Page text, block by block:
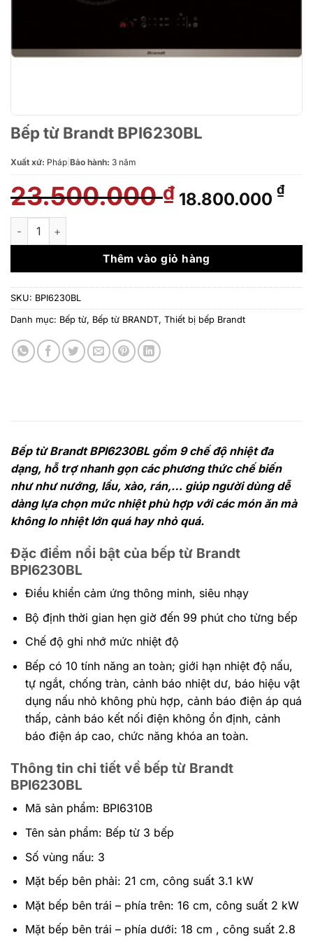
Bếp từ Brandt BPI6230BL
Xuất xứ: Pháp Bảo hành: 3 năm
23.500.000₫ Giá
gốc
23.500.000 ₫.
18.800.000 ₫Giá
là:
Bếp từ Brandt BPI6230BL số lượng
Thêm vào giỏ hàng
SKU: BPI6230BL
Danh mục: Bếp từ, Bếp từ BRANDT, Thiết bị bếp Brandt
Bếp từ Brandt BPI6230BL gồm 9 chế độ nhiệt đa
dạng, hỗ trợ nhanh gọn các phương thức chế biến
như như nướng, lẩu, xào, rán,… giúp người dùng dễ
dàng lựa chọn mức nhiệt phù hợp với các món ăn mà
không lo nhiệt lớn quá hay nhỏ quá.
Đặc điểm nổi bật của bếp từ Brandt
BPI6230BL
Điều khiển cảm ứng thông minh, siêu nhạy
Bộ định thời gian hẹn giờ đến 99 phút cho từng bếp
Chế độ ghi nhớ mức nhiệt độ
Bếp có 10 tính năng an toàn; giới hạn nhiệt độ nấu,
tự ngắt, chống tràn, cảnh báo nhiệt dư, báo hiệu vật
dụng nấu nhỏ không phù hợp, cảnh báo điện áp quá
thấp, cảnh báo kết nối điện không ổn định, cảnh
báo điện áp cao, chức năng khóa an toàn.
Thông tin chi tiết về bếp từ Brandt
BPI6230BL
Mã sản phẩm: BPI6310B
Tên sản phẩm: Bếp từ 3 bếp
Số vùng nấu: 3
Mặt bếp bên phải: 21 cm, công suất 3.1 kW
Mặt bếp bên trái – phía trên: 16 cm, công suất 2 kW
Mặt bếp bên trái – phía dưới: 18 cm , công suất 2.8